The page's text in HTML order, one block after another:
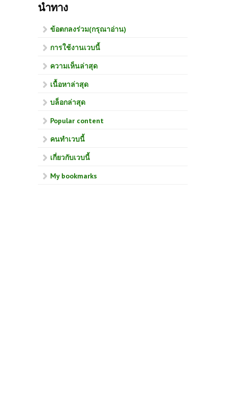
นำทาง
ข้อตกลงร่วม(กรุณาอ่าน)
การใช้งานเวบนี้
ความเห็นล่าสุด
เนื้อหาล่าสุด
บล็อกล่าสุด
Popular content
คนทำเวบนี้
เกี่ยวกับเวบนี้
My bookmarks